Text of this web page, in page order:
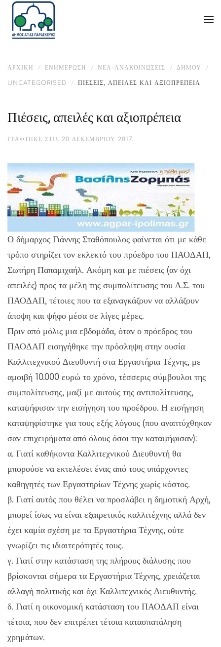
ΑΡΧΙΚΉ ΕΝΗΜΈΡΩΣΗ ΝΕΑ-ΑΝΑΚΟΙΝΩΣΕΙΣ ΔΉΜΟΥ
UNCATEGORISED ΠΙΈΣΕΙΣ, ΑΠΕΙΛΈΣ ΚΑΙ ΑΞΙΟΠΡΈΠΕΙΑ
Πιέσεις, απειλές και αξιοπρέπεια
ΓΡΆΦΤΗΚΕ ΣΤΙΣ 20 ΔΕΚΕΜΒΡΊΟΥ 2017.
Ο δήμαρχος Γιάννης Σταθόπουλος φαίνεται ότι με κάθε
τρόπο στηρίζει τον εκλεκτό του πρόεδρο του ΠΑΟΔΑΠ,
Σωτήρη Παπαμιχαήλ. Ακόμη και με πιέσεις (αν όχι
απειλές) προς τα μέλη της συμπολίτευσης του Δ.Σ. του
ΠΑΟΔΑΠ, τέτοιες που τα εξαναγκάζουν να αλλάζουν
άποψη και ψήφο μέσα σε λίγες μέρες.
Πριν από μόλις μια εβδομάδα, όταν ο πρόεδρος του
ΠΑΟΔΑΠ εισηγήθηκε την πρόσληψη στην ουσία
Καλλιτεχνικού Διευθυντή στα Εργαστήρια Τέχνης, με
αμοιβή 10.000 ευρώ το χρόνο, τέσσερις σύμβουλοι της
συμπολίτευσης, μαζί με αυτούς της αντιπολίτευσης,
καταψήφισαν την εισήγηση του προέδρου. Η εισήγηση
καταψηφίστηκε για τους εξής λόγους (που αναπτύχθηκαν
σαν επιχειρήματα από όλους όσοι την καταψήφισαν):
α. Γιατί καθήκοντα Καλλιτεχνικού Διευθυντή θα
μπορούσε να εκτελέσει ένας από τους υπάρχοντες
καθηγητές των Εργαστηρίων Τέχνης χωρίς κόστος.
β. Γιατί αυτός που θέλει να προσλάβει η δημοτική Αρχή,
μπορεί ίσως να είναι εξαιρετικός καλλιτέχνης αλλά δεν
έχει καμία σχέση με τα Εργαστήρια Τέχνης, ούτε
γνωρίζει τις ιδιαιτερότητές τους.
γ. Γιατί στην κατάσταση της πλήρους διάλυσης που
βρίσκονται σήμερα τα Εργαστήρια Τέχνης, χρειάζεται
αλλαγή πολιτικής και όχι Καλλιτεχνικός Διευθυντής.
δ. Γιατί η οικονομική κατάσταση του ΠΑΟΔΑΠ είναι
τέτοια, που δεν επιτρέπει τέτοια κατασπατάληση
χρημάτων.